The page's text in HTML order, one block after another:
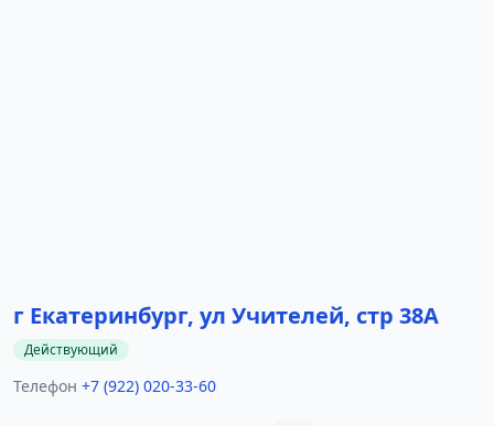
г Екатеринбург, ул Учителей, стр 38А
Действующий
Телефон +7 (922) 020-33-60